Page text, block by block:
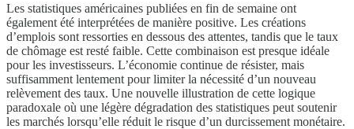
Les statistiques américaines publiées en fin de semaine ont
également été interprétées de manière positive. Les créations
d’emplois sont ressorties en dessous des attentes, tandis que le taux
de chômage est resté faible. Cette combinaison est presque idéale
pour les investisseurs. L’économie continue de résister, mais
suffisamment lentement pour limiter la nécessité d’un nouveau
relèvement des taux. Une nouvelle illustration de cette logique
paradoxale où une légère dégradation des statistiques peut soutenir
les marchés lorsqu’elle réduit le risque d’un durcissement monétaire.